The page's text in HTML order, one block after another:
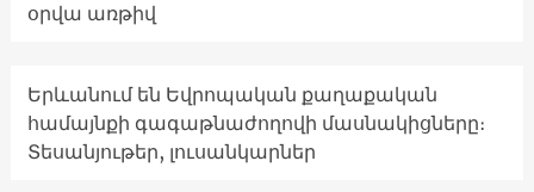
օրվա առթիվ
Երևանում են Եվրոպական քաղաքական
համայնքի գագաթնաժողովի մասնակիցները։
Տեսանյութեր, լուսանկարներ